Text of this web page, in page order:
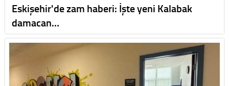
Eskişehir'de zam haberi: İşte yeni Kalabak
damacan…